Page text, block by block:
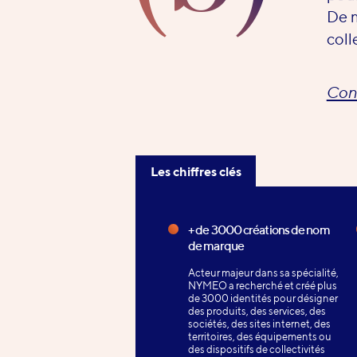
De
Les chiffres clés
chiffres+ de 3000 créations de nom
de marque
Acteur majeur dans sa spécialité,
NYMEO a recherché et créé plus
de 3000 identités pour désigner
des produits, des services, des
sociétés, des sites internet, des
territoires, des équipements ou
des dispositifs de collectivités